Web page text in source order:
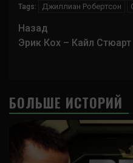
Tags: Джиллиан Робертсон
Навигация
записи
Назад
Эрик Кох – Кайл Стюарт
БОЛЬШЕ ИСТОРИЙ